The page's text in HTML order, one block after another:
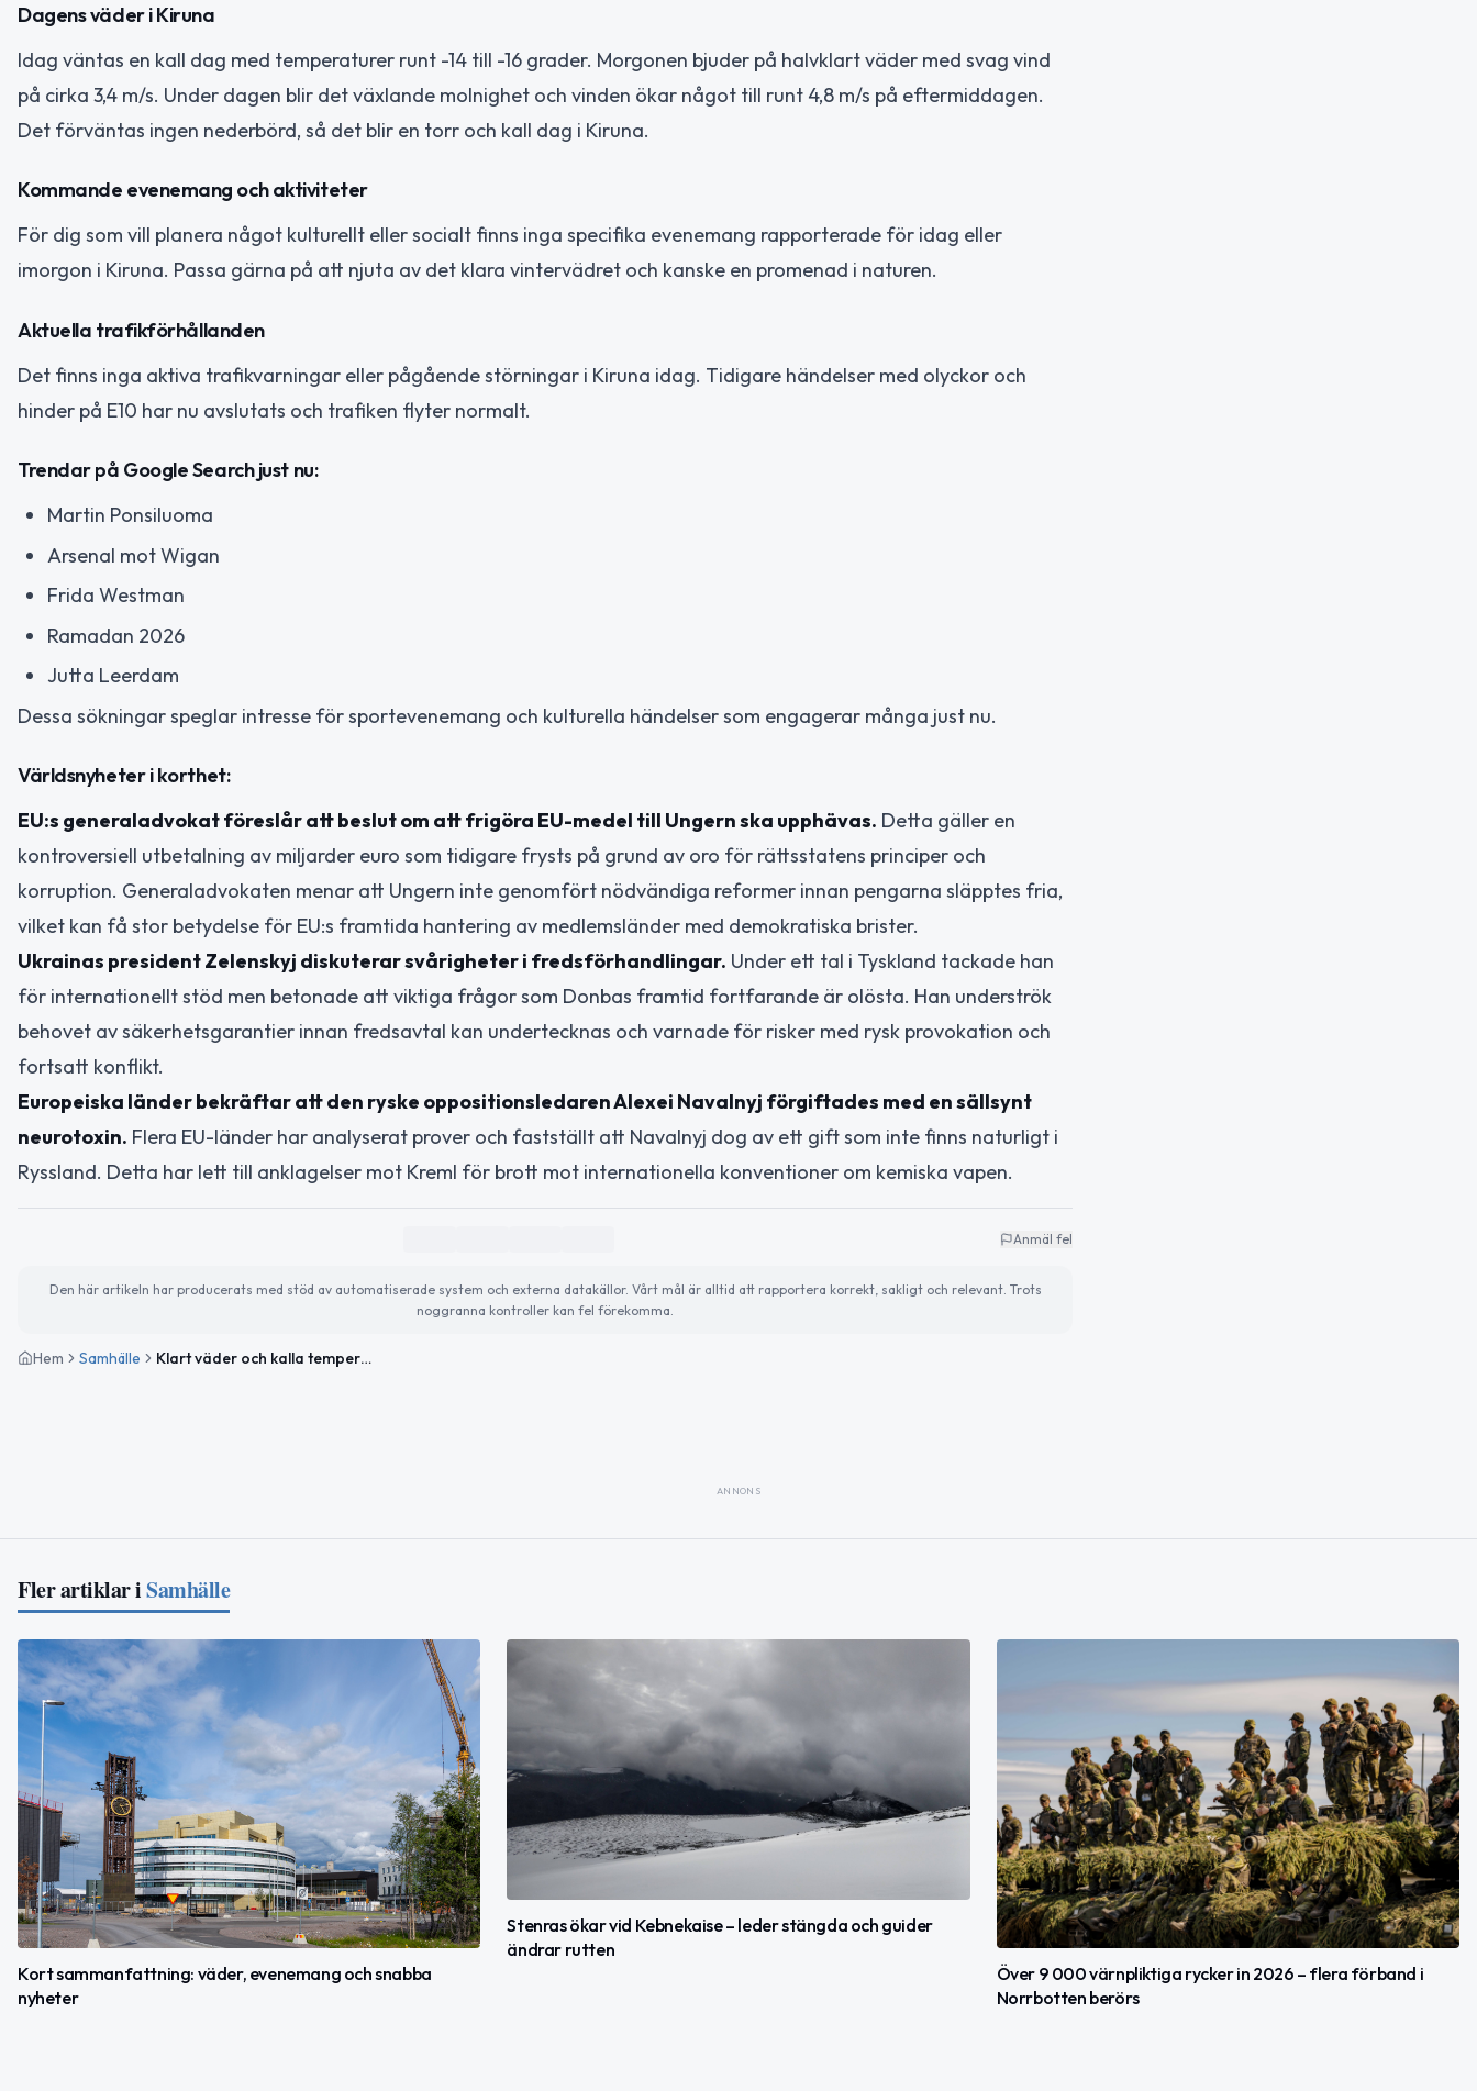
Dagens väder i Kiruna
Idag väntas en kall dag med temperaturer runt -14 till -16 grader. Morgonen bjuder på halvklart väder med svag vind
på cirka 3,4 m/s. Under dagen blir det växlande molnighet och vinden ökar något till runt 4,8 m/s på eftermiddagen.
Det förväntas ingen nederbörd, så det blir en torr och kall dag i Kiruna.
Kommande evenemang och aktiviteter
För dig som vill planera något kulturellt eller socialt finns inga specifika evenemang rapporterade för idag eller
imorgon i Kiruna. Passa gärna på att njuta av det klara vintervädret och kanske en promenad i naturen.
Aktuella trafikförhållanden
Det finns inga aktiva trafikvarningar eller pågående störningar i Kiruna idag. Tidigare händelser med olyckor och
hinder på E10 har nu avslutats och trafiken flyter normalt.
Trendar på Google Search just nu:
Martin Ponsiluoma
Arsenal mot Wigan
Frida Westman
Ramadan 2026
Jutta Leerdam
Dessa sökningar speglar intresse för sportevenemang och kulturella händelser som engagerar många just nu.
Världsnyheter i korthet:
EU:s generaladvokat föreslår att beslut om att frigöra EU-medel till Ungern ska upphävas. Detta gäller en
kontroversiell utbetalning av miljarder euro som tidigare frysts på grund av oro för rättsstatens principer och
korruption. Generaladvokaten menar att Ungern inte genomfört nödvändiga reformer innan pengarna släpptes fria,
vilket kan få stor betydelse för EU:s framtida hantering av medlemsländer med demokratiska brister.
Ukrainas president Zelenskyj diskuterar svårigheter i fredsförhandlingar. Under ett tal i Tyskland tackade han
för internationellt stöd men betonade att viktiga frågor som Donbas framtid fortfarande är olösta. Han underströk
behovet av säkerhetsgarantier innan fredsavtal kan undertecknas och varnade för risker med rysk provokation och
fortsatt konflikt.
Europeiska länder bekräftar att den ryske oppositionsledaren Alexei Navalnyj förgiftades med en sällsynt
neurotoxin. Flera EU-länder har analyserat prover och fastställt att Navalnyj dog av ett gift som inte finns naturligt i
Ryssland. Detta har lett till anklagelser mot Kreml för brott mot internationella konventioner om kemiska vapen.
Anmäl fel
Den här artikeln har producerats med stöd av automatiserade system och externa datakällor. Vårt mål är alltid att rapportera korrekt, sakligt och relevant. Trots
noggranna kontroller kan fel förekomma.
Hem Samhälle Klart väder och kalla temperaturer i Kiruna – viktiga nyheter och trender
ANNONS
Fler artiklar iSamhälle
Kort sammanfattning: väder, evenemang och snabba
nyheter
Stenras ökar vid Kebnekaise – leder stängda och guider
ändrar rutten
Över 9 000 värnpliktiga rycker in 2026 – flera förband i
Norrbotten berörs